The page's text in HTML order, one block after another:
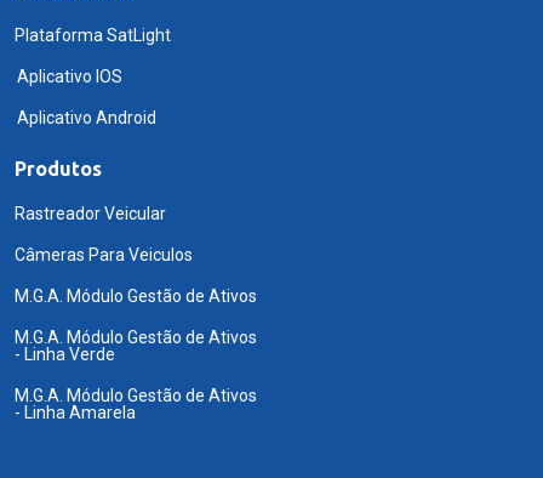
Plataforma SatLight
Aplicativo IOS
Aplicativo Android
Produtos
Rastreador Veicular
Câmeras Para Veiculos
M.G.A. Módulo Gestão de Ativos
M.G.A. Módulo Gestão de Ativos
- Linha Verde
M.G.A. Módulo Gestão de Ativos
- Linha Amarela